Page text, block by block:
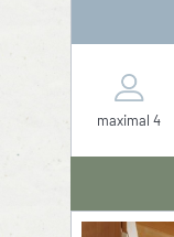
maximal 4